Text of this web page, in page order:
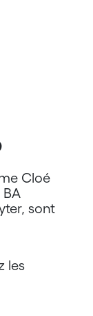
Cloé
sont
les